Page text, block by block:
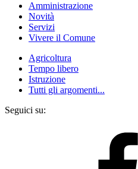
Amministrazione
Novità
Servizi
Vivere il Comune
Agricoltura
Tempo libero
Istruzione
Tutti gli argomenti...
Seguici su: